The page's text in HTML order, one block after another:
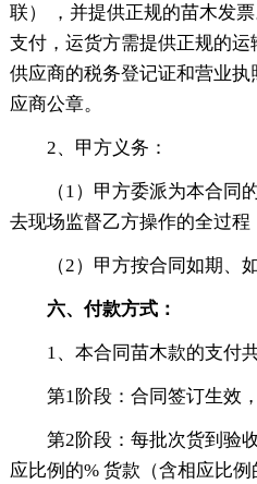
联） ，并提供正规的苗木发
支付，运货方需提供正规的
供应商的税务登记证和营业
应商公章。
2、甲方义务：
（1）甲方委派为本合同
去现场监督乙方操作的全过程
（2）甲方按合同如期、
六、付款方式：
1、本合同苗木款的支付
第1阶段：合同签订生效
第2阶段：每批次货到验
应比例的% 货款（含相应比例